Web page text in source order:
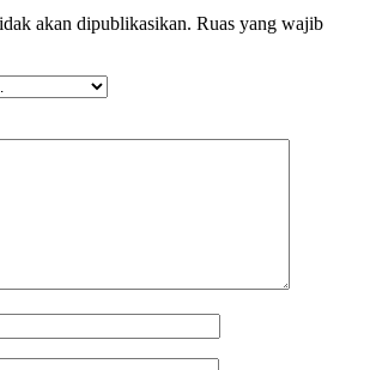
akan dipublikasikan. Ruas yang wajib